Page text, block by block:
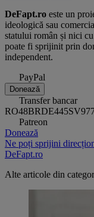
DeFapt.ro este un
ideologică sau
statului român și nici
poate fi sprijinit prin
independent.
PayPal
Donează
Transfer bancar
Patreon
Donează
Ne poți sprijini
DeFapt.ro
Alte articole din